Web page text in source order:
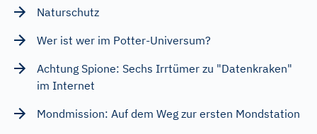
Naturschutz
Wer ist wer im Potter-Universum?
Achtung Spione: Sechs Irrtümer zu "Datenkraken"
im Internet
Mondmission: Auf dem Weg zur ersten Mondstation